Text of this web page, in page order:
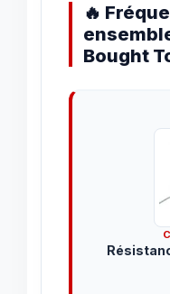
🔥
Bought